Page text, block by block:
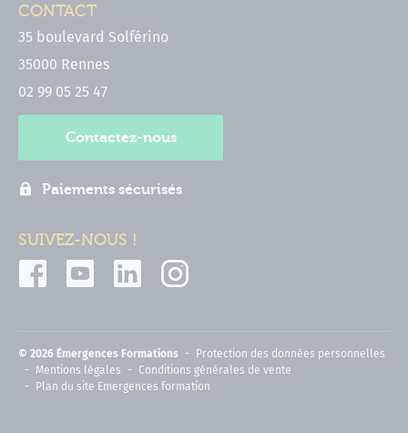
CONTACT
35 boulevard Solférino
35000 Rennes
02 99 05 25 47
Contactez-nous
Paiements sécurisés
SUIVEZ-NOUS !
© 2026 Émergences Formations
Protection des données personnelles
Mentions légales
Conditions générales de vente
Plan du site Emergences formation